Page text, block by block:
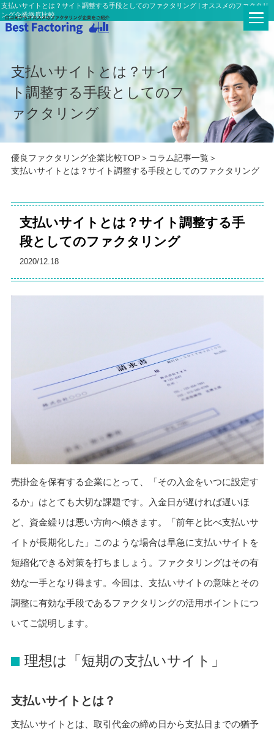
支払いサイトとは？サイト調整する手段としてのファクタリング | オススメのファクタリ
ング企業徹底比較
支払いサイトとは？サイ
ト調整する手段としてのフ
ァクタリング
優良ファクタリング企業比較TOP
コラム記事一覧
支払いサイトとは？サイト調整する手段としてのファクタリング
支払いサイトとは？サイト調整する手
段としてのファクタリング
2020/12.18
売掛金を保有する企業にとって、「その入金をいつに設定す
るか」はとても大切な課題です。入金日が遅ければ遅いほ
ど、資金繰りは悪い方向へ傾きます。「前年と比べ支払いサ
イトが長期化した」このような場合は早急に支払いサイトを
短縮化できる対策を打ちましょう。ファクタリングはその有
効な一手となり得ます。今回は、支払いサイトの意味とその
調整に有効な手段であるファクタリングの活用ポイントにつ
いてご説明します。
理想は「短期の支払いサイト」
支払いサイトとは？
支払いサイトとは、取引代金の締め日から支払日までの猶予